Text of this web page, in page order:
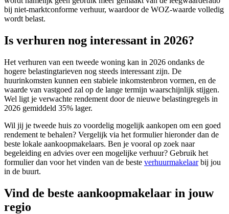
bij niet-marktconforme verhuur, waardoor de WOZ-waarde volledig
wordt belast.
Is verhuren nog interessant in 2026?
Het verhuren van een tweede woning kan in 2026 ondanks de
hogere belastingtarieven nog steeds interessant zijn. De
huurinkomsten kunnen een stabiele inkomstenbron vormen, en de
waarde van vastgoed zal op de lange termijn waarschijnlijk stijgen.
Wel ligt je verwachte rendement door de nieuwe belastingregels in
2026 gemiddeld 35% lager.
Wil jij je tweede huis zo voordelig mogelijk aankopen om een goed
rendement te behalen? Vergelijk via het formulier hieronder dan de
beste lokale aankoopmakelaars. Ben je vooral op zoek naar
begeleiding en advies over een mogelijke verhuur? Gebruik het
formulier dan voor het vinden van de beste verhuurmakelaarbij jou
in de buurt.
Vind de beste aankoopmakelaar in jouw
regio